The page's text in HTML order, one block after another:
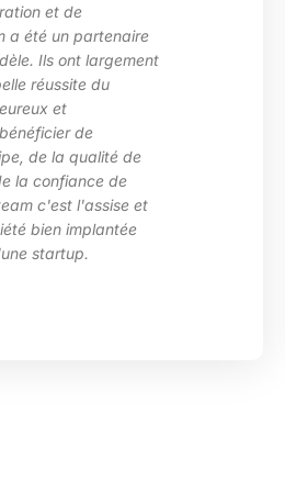
les besoins de ma structure,
des situations diverses. Nous avons
particulièrement apprécié
d’Advyteam lors de la conception et la
en place d’un plan de montée de
compétences sur le pôle de
HRa au sein de la DGFiP.